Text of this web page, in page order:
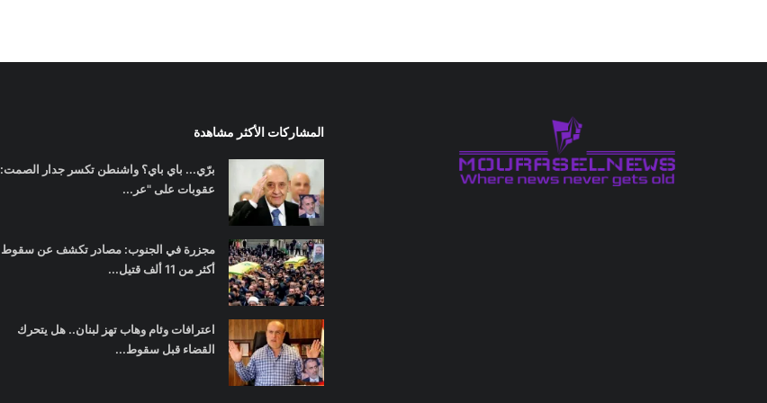
المشاركات الأكثر مشاهدة
برّي... باي باي؟ واشنطن تكسر جدار الصمت:
عقوبات على "عر...
مجزرة في الجنوب: مصادر تكشف عن سقوط
أكثر من 11 ألف قتيل...
اعترافات وئام وهاب تهز لبنان.. هل يتحرك
القضاء قبل سقوط...